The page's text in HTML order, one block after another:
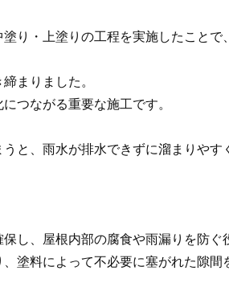
り・上塗りの工程を実施したこと
まりました。
つながる重要な施工です。
と、雨水が排水できずに溜まりや
し、屋根内部の腐食や雨漏りを防ぐ
塗料によって不必要に塞がれた隙間